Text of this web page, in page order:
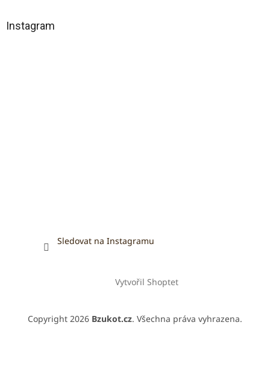
Instagram
Sledovat na Instagramu
Vytvořil Shoptet
Copyright 2026 Bzukot.cz. Všechna práva vyhrazena.